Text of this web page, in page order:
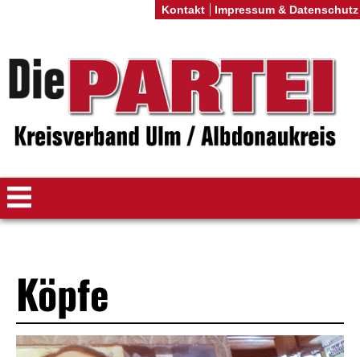
Köpfe
Kontakt Impressum & Datenschutz